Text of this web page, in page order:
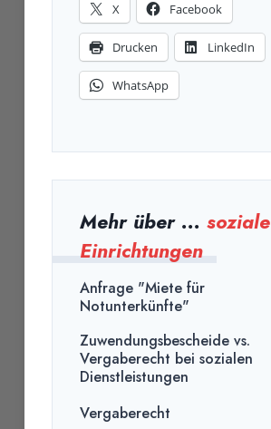
X
Facebook
Drucken LinkedIn
WhatsApp
Mehr über ...soziale
Einrichtungen
Anfrage "Miete für
Notunterkünfte"
Zuwendungsbescheide vs.
Vergaberecht bei sozialen
Dienstleistungen
Vergaberecht